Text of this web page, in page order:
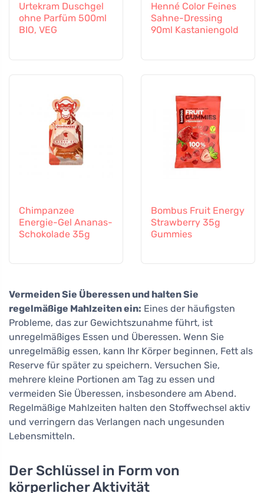
Urtekram Duschgel
ohne Parfüm 500ml
BIO, VEG
Henné Color Feines
Sahne-Dressing
90ml Kastaniengold
Chimpanzee
Energie-Gel Ananas-
Schokolade 35g
Bombus Fruit Energy
Strawberry 35g
Gummies
Vermeiden Sie Überessen und halten Sie
regelmäßige Mahlzeiten ein: Eines der häufigsten
Probleme, das zur Gewichtszunahme führt, ist
unregelmäßiges Essen und Überessen. Wenn Sie
unregelmäßig essen, kann Ihr Körper beginnen, Fett als
Reserve für später zu speichern. Versuchen Sie,
mehrere kleine Portionen am Tag zu essen und
vermeiden Sie Überessen, insbesondere am Abend.
Regelmäßige Mahlzeiten halten den Stoffwechsel aktiv
und verringern das Verlangen nach ungesunden
Lebensmitteln.
Der Schlüssel in Form von
körperlicher Aktivität